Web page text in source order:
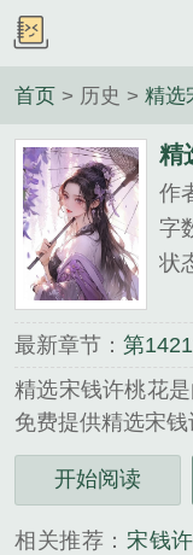
首页 > 历史 > 精选
精
作
字
状
最新章节： 第
精选宋钱许桃花
免费提供精选宋钱
三秒记住本站：
《精选宋钱许桃
开始阅读
相关推荐： 宋钱